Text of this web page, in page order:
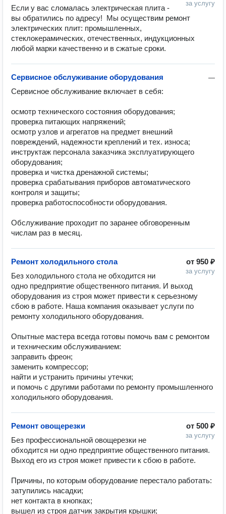
за услугу
Если у вас сломалась электрическая плита -
вы обратились по адресу!  Мы осуществим ремонт
электрических плит: промышленных,
стеклокерамических, отечественных, индукционных
любой марки качественно и в сжатые сроки.
—
Сервисное обслуживание оборудования
Сервисное обслуживание включает в себя:
осмотр технического состояния оборудования;
проверка питающих напряжений;
осмотр узлов и агрегатов на предмет внешний
повреждений, надежности креплений и тех. износа;
инструктаж персонала заказчика эксплуатирующего
оборудования;
проверка и чистка дренажной системы;
проверка срабатывания приборов автоматического
контроля и защиты;
проверка работоспособности оборудования.
Обслуживание проходит по заранее обговоренным
числам раз в месяц.
от 950 ₽
за услугу
Ремонт холодильного стола
Без холодильного стола не обходится ни
одно предприятие общественного питания. И выход
оборудования из строя может привести к серьезному
сбою в работе. Наша компания оказывает услуги по
ремонту холодильного оборудования.
Опытные мастера всегда готовы помочь вам с ремонтом
и техническим обслуживанием:
заправить фреон;
заменить компрессор;
найти и устранить причины утечки;
и помочь с другими работами по ремонту промышленного
холодильного оборудования.
от 500 ₽
за услугу
Ремонт овощерезки
Без профессиональной овощерезки не
обходится ни одно предприятие общественного питания.
Выход его из строя может привести к сбою в работе.
Причины, по которым оборудование перестало работать:
затупились насадки;
нет контакта в кнопках;
вышел из строя датчик закрытия крышки;